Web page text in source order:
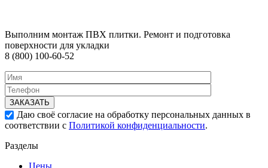
Выполним монтаж ПВХ плитки. Ремонт и подготовка
поверхности для укладки
8 (800) 100-60-52
ЗАКАЗАТЬ
Даю своё согласие на обработку персональных данных в
соответствии с Политикой конфиденциальности.
Разделы